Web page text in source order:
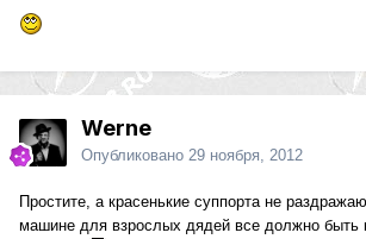
Werne
Опубликовано 29 ноября, 2012
Простите, а красенькие суппорта не
машине для взрослых дядей все должно быть